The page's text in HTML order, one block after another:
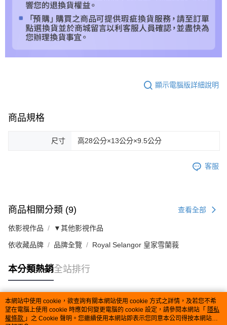
顯示電腦版詳細說明
商品規格
尺寸 高28公分×13公分×9.5公分
客服
商品相關分類 (9) 查看全部
依影視作品 ▼其他影視作品
依收藏品牌 品牌全覽 Royal Selangor 皇家雪蘭莪
本分類熱銷全站排行
熱門標籤
本網站中使用 cookie，欲查詢有關本網站使用 cookie 方式之詳情，及若您不希
望在電腦上使用 cookie 時應如何變更電腦的 cookie 設定，請參閱本網站「 隱私
權條款 」之 Cookie 聲明。您繼續使用本網站即表示您同意本公司得按本網站使